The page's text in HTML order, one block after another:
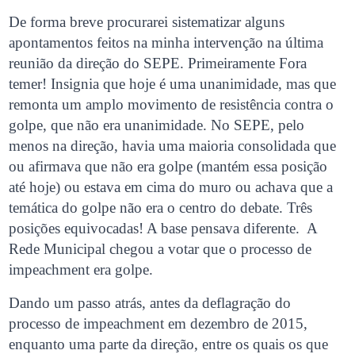
De forma breve procurarei sistematizar alguns
apontamentos feitos na minha intervenção na última
reunião da direção do SEPE. Primeiramente Fora
temer! Insignia que hoje é uma unanimidade, mas que
remonta um amplo movimento de resistência contra o
golpe, que não era unanimidade. No SEPE, pelo
menos na direção, havia uma maioria consolidada que
ou afirmava que não era golpe (mantém essa posição
até hoje) ou estava em cima do muro ou achava que a
temática do golpe não era o centro do debate. Três
posições equivocadas! A base pensava diferente. A
Rede Municipal chegou a votar que o processo de
impeachment era golpe.
Dando um passo atrás, antes da deflagração do
processo de impeachment em dezembro de 2015,
enquanto uma parte da direção, entre os quais os que